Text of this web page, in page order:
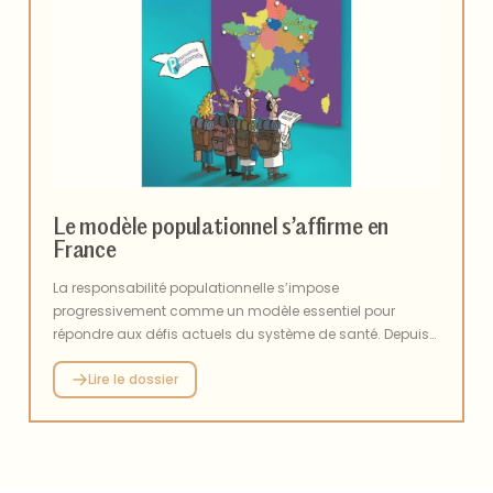
ancrée dans le réel, au service des patients et de la
Le modèle populationnel s’affirme en
France
La responsabilité populationnelle s’impose
progressivement comme un modèle essentiel pour
répondre aux défis actuels du système de santé. Depuis
les premières expérimentations menées en 2018 et son
inscription dans la loi du 24 juillet 2019, son déploiement
s’est accéléré et une vingtaine de territoires s’en sont
aujourd’hui emparés. Le modèle s’institutionnalise à
Lire le dossier